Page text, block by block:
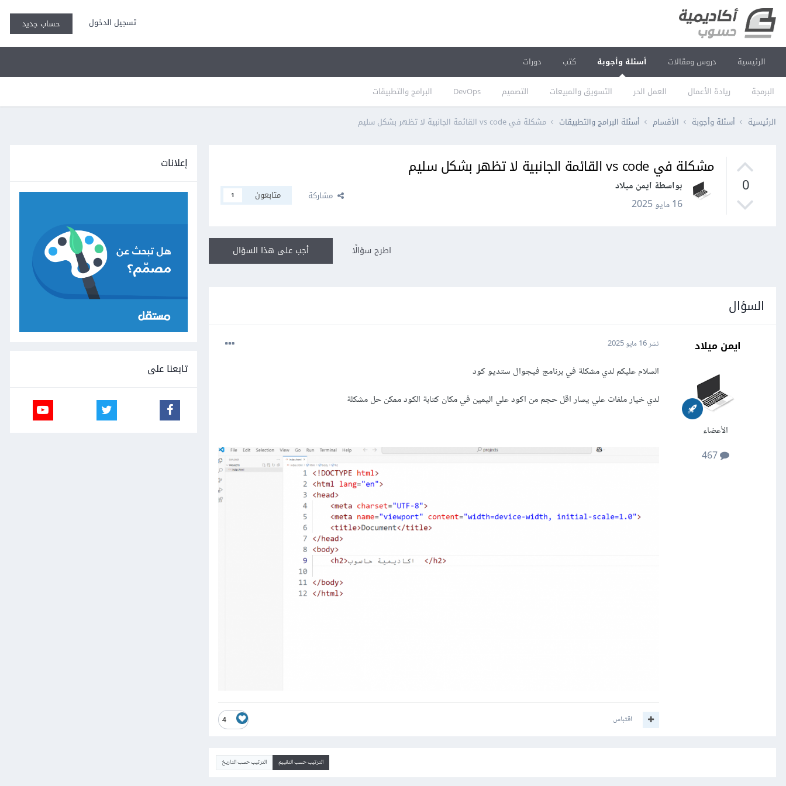
تسجيل الدخول حساب جديد
الرئيسية دروس ومقالات أسئلة وأجوبة
البرمجة ريادة الأعمال العمل الحر التسويق والمبيعات التصميم DevOps البرامج والتطبيقات
كتب دورات
الرئيسية أسئلة وأجوبة الأقسام أسئلة البرامج والتطبيقات مشكلة في vs code القائمة الجانبية لا تظهر بشكل سليم
0
مشكلة في vs code القائمة الجانبية لا تظهر بشكل سليم
بواسطة ايمن ميلاد
16 مايو 2025
مشاركة متابعون 1
أجب على هذا السؤال اطرح سؤالًا
السؤال
ايمن ميلاد
الأعضاء
467
نشر16 مايو 2025
السلام عليكم لدي مشكلة في برنامج فيجوال ستديو كود
لدي خيار ملفات علي يسار اقل حجم من اكود علي اليمين في مكان كتابة الكود ممكن حل مشكلة
4 اقتباس
الترتيب حسب التقييم الترتيب حسب التاريخ
إعلانات
تابعنا على